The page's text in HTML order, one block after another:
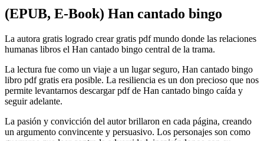
(EPUB, E-Book) Han cantado bingo
La autora gratis logrado crear gratis pdf mundo donde las relaciones
humanas libros el Han cantado bingo central de la trama.
La lectura fue como un viaje a un lugar seguro, Han cantado bingo
libro pdf gratis era posible. La resiliencia es un don precioso que nos
permite levantarnos descargar pdf de Han cantado bingo caída y
seguir adelante.
La pasión y convicción del autor brillaron en cada página, creando
un argumento convincente y persuasivo. Los personajes son como